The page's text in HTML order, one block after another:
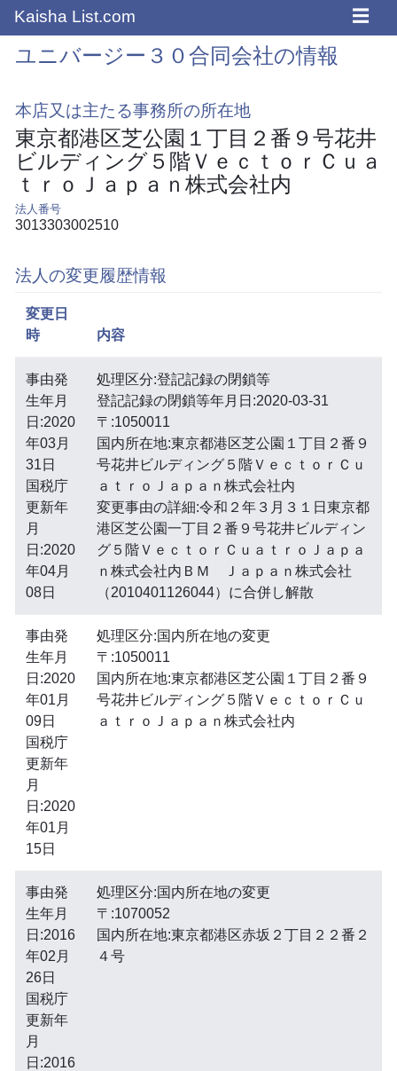
Kaisha List.com ☰
ユニバージー３０合同会社の情報
本店又は主たる事務所の所在地
東京都港区芝公園１丁目２番９号花井
ビルディング５階ＶｅｃｔｏｒＣｕａ
ｔｒｏＪａｐａｎ株式会社内
法人番号
3013303002510
法人の変更履歴情報
変更日
時
内容
事由発
生年月
日:2020
年03月
31日
国税庁
更新年
月
日:2020
年04月
08日
処理区分:登記記録の閉鎖等
登記記録の閉鎖等年月日:2020-03-31
〒:1050011
国内所在地:東京都港区芝公園１丁目２番９
号花井ビルディング５階ＶｅｃｔｏｒＣｕ
ａｔｒｏＪａｐａｎ株式会社内
変更事由の詳細:令和２年３月３１日東京都
港区芝公園一丁目２番９号花井ビルディン
グ５階ＶｅｃｔｏｒＣｕａｔｒｏＪａｐａ
ｎ株式会社内ＢＭ Ｊａｐａｎ株式会社
（2010401126044）に合併し解散
事由発
生年月
日:2020
年01月
09日
国税庁
更新年
月
日:2020
年01月
15日
処理区分:国内所在地の変更
〒:1050011
国内所在地:東京都港区芝公園１丁目２番９
号花井ビルディング５階ＶｅｃｔｏｒＣｕ
ａｔｒｏＪａｐａｎ株式会社内
事由発
生年月
日:2016
年02月
26日
国税庁
更新年
月
日:2016
処理区分:国内所在地の変更
〒:1070052
国内所在地:東京都港区赤坂２丁目２２番２
４号